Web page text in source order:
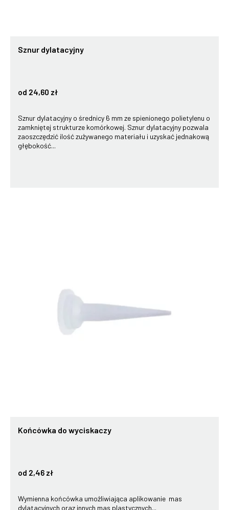
Sznur dylatacyjny
od 24,60 zł
Sznur dylatacyjny o średnicy 6 mm ze spienionego polietylenu o
zamkniętej strukturze komórkowej. Sznur dylatacyjny pozwala
zaoszczędzić ilość zużywanego materiału i uzyskać jednakową
głębokość...
Końcówka do wyciskaczy
od 2,46 zł
Wymienna końcówka umożliwiająca aplikowanie mas
dylatacyjnych oraz innych mas plastycznych...